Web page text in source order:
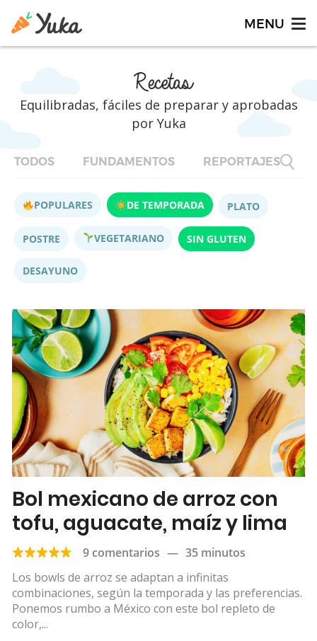
Recetas
Equilibradas, fáciles de preparar y aprobadas
por Yuka
TODOS FUNDAMENTOS REPORTAJES
POPULARES DE TEMPORADA PLATO
POSTRE VEGETARIANO SIN GLUTEN
DESAYUNO
Bol mexicano de arroz con
tofu, aguacate, maíz y lima
9 comentarios — 35 minutos
Los bowls de arroz se adaptan a infinitas
combinaciones, según la temporada y las preferencias.
Ponemos rumbo a México con este bol repleto de
color,...